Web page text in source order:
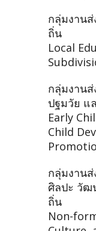
กลุ่มงาน
ถิ่น
Local
กลุ่มงานส่
ปฐมวัย แ
Early
Child
กลุ่มงาน
ศิลปะ วั
ถิ่น
Non-